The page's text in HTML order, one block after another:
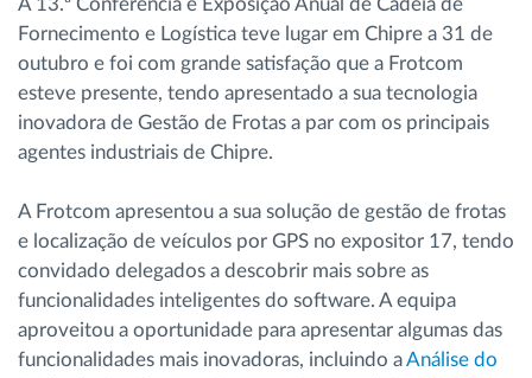
A 13.ª Conferência e Exposição Anual de Cadeia de
Fornecimento e Logística teve lugar em Chipre a 31 de
outubro e foi com grande satisfação que a Frotcom
esteve presente, tendo apresentado a sua tecnologia
inovadora de Gestão de Frotas a par com os principais
agentes industriais de Chipre.
A Frotcom apresentou a sua solução de gestão de frotas
e localização de veículos por GPS no expositor 17, tendo
convidado delegados a descobrir mais sobre as
funcionalidades inteligentes do software. A equipa
aproveitou a oportunidade para apresentar algumas das
funcionalidades mais inovadoras, incluindo aAnálise do